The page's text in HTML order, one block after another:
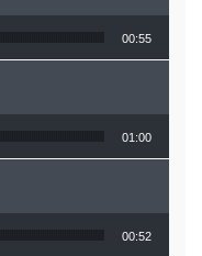
00:55
01:00
00:52